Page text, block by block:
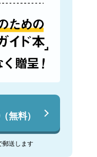
（無料）
郵送します